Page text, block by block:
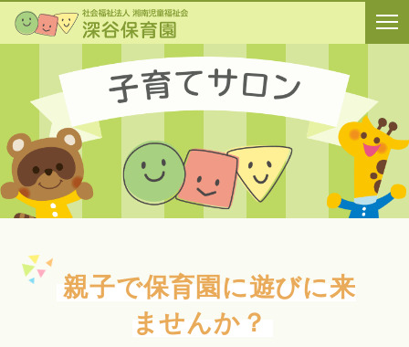
親子で保育園に遊びに来
ませんか？